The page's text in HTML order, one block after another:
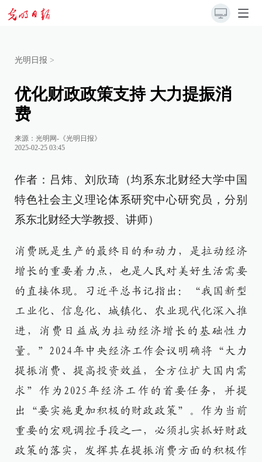
光明日报 >
优化财政政策支持 大力提振消
费
来源： 光明网-《光明日报》
2025-02-25 03:45
作者：吕炜、刘欣琦（均系东北财经大学中国
特色社会主义理论体系研究中心研究员，分别
系东北财经大学教授、讲师）
消费既是生产的最终目的和动力，是拉动经济
增长的重要着力点，也是人民对美好生活需要
的直接体现。习近平总书记指出：“我国新型
工业化、信息化、城镇化、农业现代化深入推
进，消费日益成为拉动经济增长的基础性力
量。”2024年中央经济工作会议明确将“大力
提振消费、提高投资效益，全方位扩大国内需
求”作为2025年经济工作的首要任务，并提
出“要实施更加积极的财政政策”。作为当前
重要的宏观调控手段之一，必须扎实抓好财政
政策的落实，发挥其在提振消费方面的积极作